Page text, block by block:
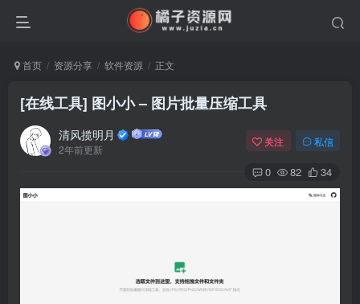
首页 资源分享 软件资源 正文
[在线工具] 图小小 – 图片批量压缩工具
清风揽明月
2年前更新
关注 私信
0 82 34